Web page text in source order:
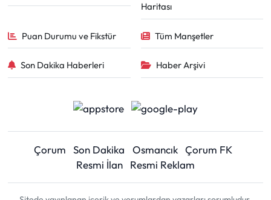
Haritası
Puan Durumu ve Fikstür Tüm Manşetler
Son Dakika Haberleri Haber Arşivi
Çorum Son Dakika Osmancık Çorum FK
Resmi İlan
Resmi Reklam